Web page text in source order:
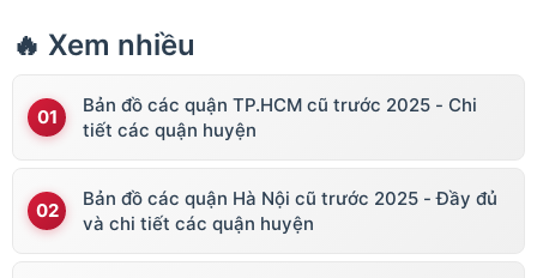
🔥 Xem nhiều
Bản đồ các quận TP.HCM cũ trước 2025 - Chi
tiết các quận huyện
Bản đồ các quận Hà Nội cũ trước 2025 - Đầy đủ
và chi tiết các quận huyện